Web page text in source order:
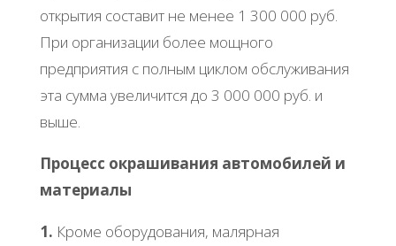
открытия составит не менее 1 300 000 руб.
При организации более мощного
предприятия с полным циклом обслуживания
эта сумма увеличится до 3 000 000 руб. и
выше.
Процесс окрашивания автомобилей и
материалы
1. Кроме оборудования, малярная